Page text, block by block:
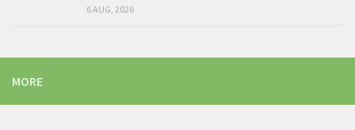
6 AUG, 2026
MORE